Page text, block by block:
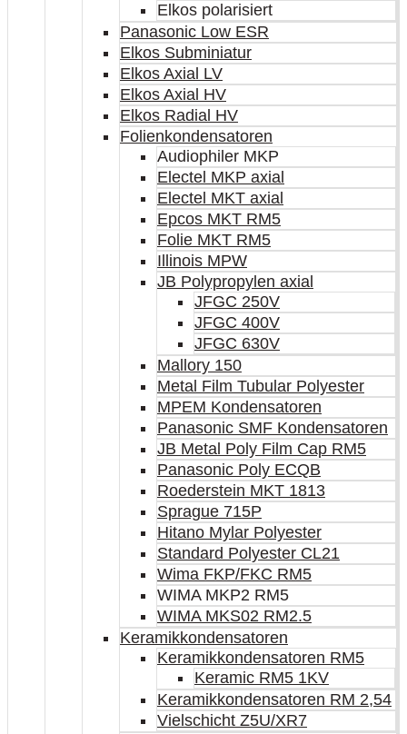
Elkos polarisiert
Panasonic Low ESR
Elkos Subminiatur
Elkos Axial LV
Elkos Axial HV
Elkos Radial HV
Folienkondensatoren
Audiophiler MKP
Electel MKP axial
Electel MKT axial
Epcos MKT RM5
Folie MKT RM5
Illinois MPW
JB Polypropylen axial
JFGC 250V
JFGC 400V
JFGC 630V
Mallory 150
Metal Film Tubular Polyester
MPEM Kondensatoren
Panasonic SMF Kondensatoren
JB Metal Poly Film Cap RM5
Panasonic Poly ECQB
Roederstein MKT 1813
Sprague 715P
Hitano Mylar Polyester
Standard Polyester CL21
Wima FKP/FKC RM5
WIMA MKP2 RM5
WIMA MKS02 RM2.5
Keramikkondensatoren
Keramikkondensatoren RM5
Keramic RM5 1KV
Keramikkondensatoren RM 2,54
Vielschicht Z5U/XR7